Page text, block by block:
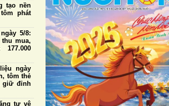
tạo nền
phát
5/8:
mua,
ngày
tôm thẻ
giữ đỉnh
tự vệ